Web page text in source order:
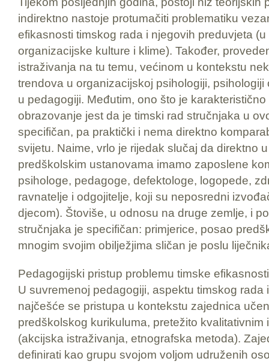
indirektno nastoje protumačiti problematiku
efikasnosti timskog rada i njegovih preduvjeta
organizacijske kulture i klime). Također,
istraživanja na tu temu, većinom u kontekstu
trendova u organizacijskoj psihologiji,
u pedagogiji. Međutim, ono što je
obrazovanje jest da je timski rad stručnjaka u
specifičan, pa praktički i nema direktno
svijetu. Naime, vrlo je rijedak slučaj da direktno
predškolskim ustanovama imamo zaposlene
psihologe, pedagoge, defektologe, logopede,
ravnatelje i odgojitelje, koji su neposredni
djecom). Štoviše, u odnosu na druge zemlje, i
stručnjaka je specifičan: primjerice, posao
mnogim svojim obilježjima sličan je poslu
Pedagogijski pristup problemu timske efikasnosti
U suvremenoj pedagogiji, aspektu timskog rada
najčešće se pristupa u kontekstu zajednica
predškolskog kurikuluma, pretežito kvalitativnim
(akcijska istraživanja, etnografska metoda).
definirati kao grupu svojom voljom udruženih